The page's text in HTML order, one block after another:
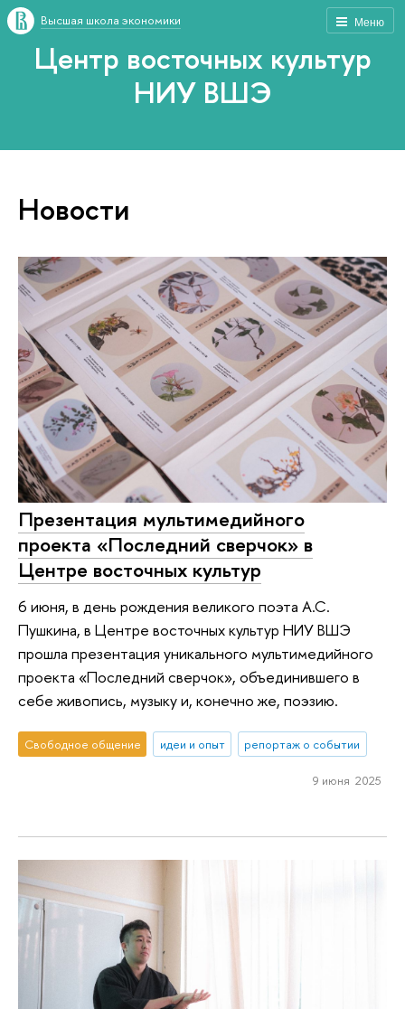
Меню
Высшая школа экономики
Центр восточных культур
НИУ ВШЭ
Новости
Презентация мультимедийного
проекта «Последний сверчок» в
Центре восточных культур
6 июня, в день рождения великого поэта А.С.
Пушкина, в Центре восточных культур НИУ ВШЭ
прошла презентация уникального мультимедийного
проекта «Последний сверчок», объединившего в
себе живопись, музыку и, конечно же, поэзию.
Свободное общение идеи и опыт репортаж о событии
9 июня 2025